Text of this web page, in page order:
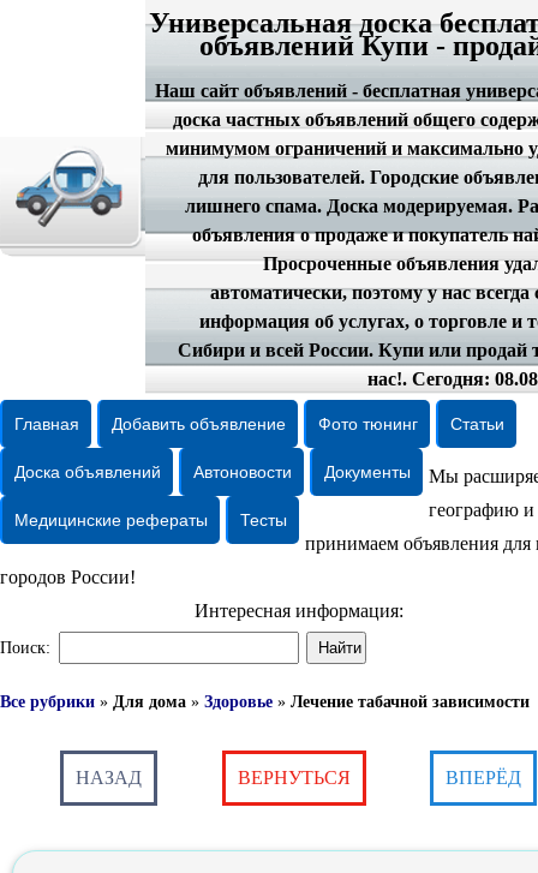
Универсальная доска
объявлений Купи -
Наш сайт объявлений - бесплатная
доска частных объявлений общего
минимумом ограничений и максимально
для пользователей. Городские
лишнего спама. Доска модерируемая.
объявления о продаже и покупатель
Просроченные объявления
автоматически, поэтому у нас всегда
информация об услугах, о торговле и
Сибири и всей России. Купи или продай
нас!. Сегодня:
Главная Добавить объявление Фото тюнинг Статьи
Доска объявлений Автоновости Документы
Медицинские рефераты Тесты
Мы
географию и
принимаем объявления для
городов России!
Интересная информация:
Поиск:
Все рубрики » Для дома » Здоровье » Лечение табачной зависимости
НАЗАД ВЕРНУТЬСЯ ВПЕРЁД